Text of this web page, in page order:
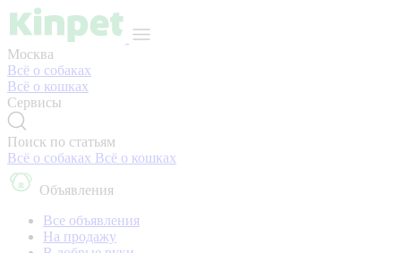
Москва
Всё о собаках
Всё о кошках
Сервисы
Поиск по статьям
Всё о собаках Всё о кошках
Объявления
Все объявления
На продажу